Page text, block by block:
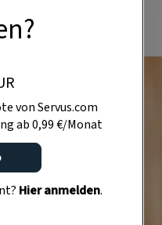
von Servus.com
ab 0,99 €/Monat
Hier anmelden.